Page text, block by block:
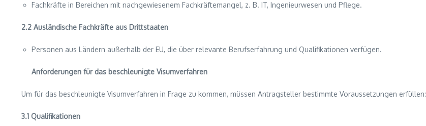
Fachkräfte in Bereichen mit nachgewiesenem Fachkräftemangel, z. B. IT, Ingenieurwesen und Pflege.
2.2 Ausländische Fachkräfte aus Drittstaaten
Personen aus Ländern außerhalb der EU, die über relevante Berufserfahrung und Qualifikationen verfügen.
Anforderungen für das beschleunigte Visumverfahren
Um für das beschleunigte Visumverfahren in Frage zu kommen, müssen Antragsteller bestimmte Voraussetzungen erfüllen:
3.1 Qualifikationen